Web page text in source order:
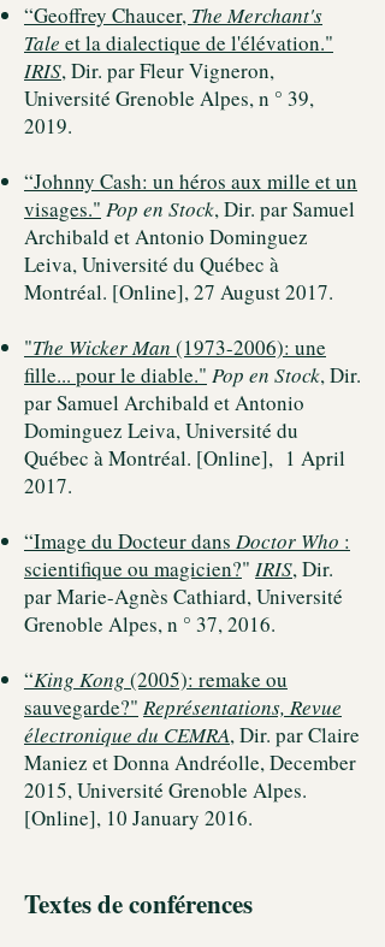
“Geoffrey Chaucer, The Merchant's
Tale et la dialectique de l'élévation."
IRIS, Dir. par Fleur Vigneron,
Université Grenoble Alpes, n ° 39,
2019.
“Johnny Cash: un héros aux mille et un
visages." Pop en Stock, Dir. par Samuel
Archibald et Antonio Dominguez
Leiva, Université du Québec à
Montréal. [Online], 27 August 2017.
"The Wicker Man (1973-2006): une
fille... pour le diable." Pop en Stock, Dir.
par Samuel Archibald et Antonio
Dominguez Leiva, Université du
Québec à Montréal. [Online], 1 April
2017.
“Image du Docteur dans Doctor Who :
scientifique ou magicien?" IRIS, Dir.
par Marie-Agnès Cathiard, Université
Grenoble Alpes, n ° 37, 2016.
“King Kong (2005): remake ou
sauvegarde?" Représentations, Revue
électronique du CEMRA, Dir. par Claire
Maniez et Donna Andréolle, December
2015, Université Grenoble Alpes.
[Online], 10 January 2016.
Textes de conférences